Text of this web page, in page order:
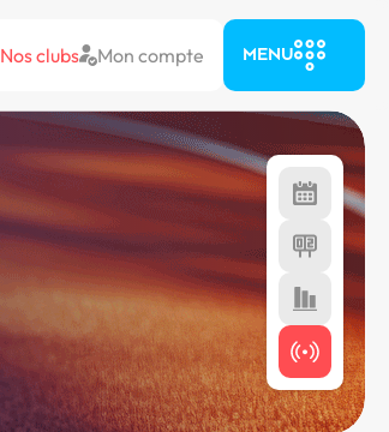
Nos clubs Mon compte MENU